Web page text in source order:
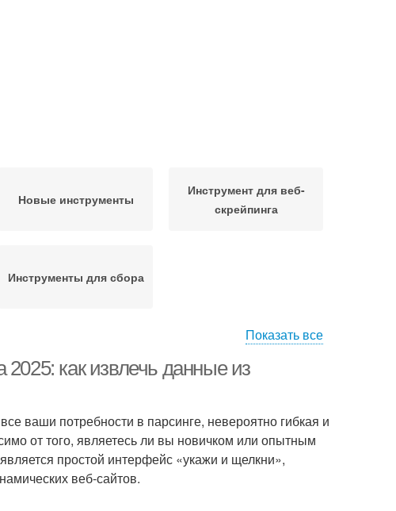
Новые инструменты
Инструмент для веб-
скрейпинга
Инструменты для сбора
Показать все
как извлечь данные из
ваши потребности в парсинге, невероятно гибкая и
от того, являетесь ли вы новичком или опытным
простой интерфейс «укажи и щелкни»,
веб-сайтов.